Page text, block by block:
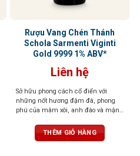
Rượu Vang Chén Thánh
Schola Sarmenti Viginti
Gold 9999 1% ABV*
Liên hệ
Sở hữu phong cách cổ điển với
những nốt hương đậm đà, phong
phú của mâm xôi, anh đào và mận,
thảo mộc. Một phiên bản đặc biệt,
số lượng giới hạn.
THÊM GIỎ HÀNG